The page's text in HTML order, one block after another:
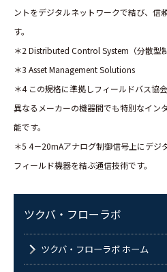
ントをデジタルネットワークで結び、信
す。
＊2 Distributed Control System（分散型
＊3 Asset Management Solutions
＊4 この規格に準拠しフィールドバス協
異なるメーカーの機器間でも特別なイン
能です。
＊5 4－20mAアナログ制御信号上にデジ
フィールド機器を結ぶ通信技術です。
ツクバ・フローラボ
ツクバ・フローラボ ホーム